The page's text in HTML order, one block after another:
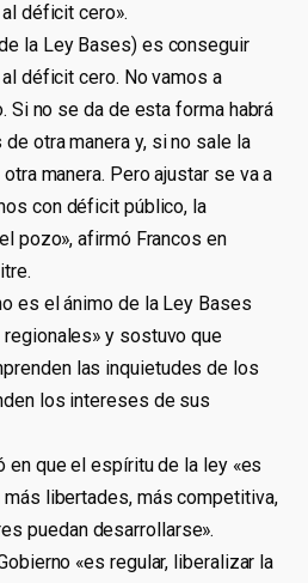
déficit cero».
la Ley Bases) es conseguir
déficit cero. No vamos a
Si no se da de esta forma habrá
otra manera y, si no sale la
manera. Pero ajustar se va a
con déficit público, la
pozo», afirmó Francos en
es el ánimo de la Ley Bases
y sostuvo que
las inquietudes de los
los intereses de sus
en que el espíritu de la ley «es
más libertades, más competitiva,
puedan desarrollarse».
«es regular, liberalizar la